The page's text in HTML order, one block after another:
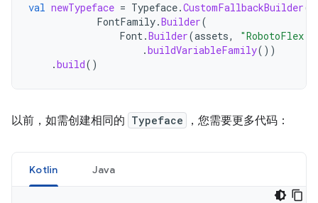
val newTypeface = Typeface.CustomFallbackBuilder(
FontFamily.Builder(
Font.Builder(assets,
.buildVariableFamily())
.build()
以前，如需创建相同的 Typeface ，您需要更多代码：
Kotlin Java